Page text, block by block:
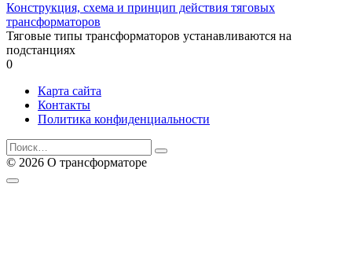
Конструкция, схема и принцип действия тяговых
трансформаторов
Тяговые типы трансформаторов устанавливаются на
подстанциях
0
Карта сайта
Контакты
Политика конфиденциальности
Search
for:
© 2026 О трансформаторе